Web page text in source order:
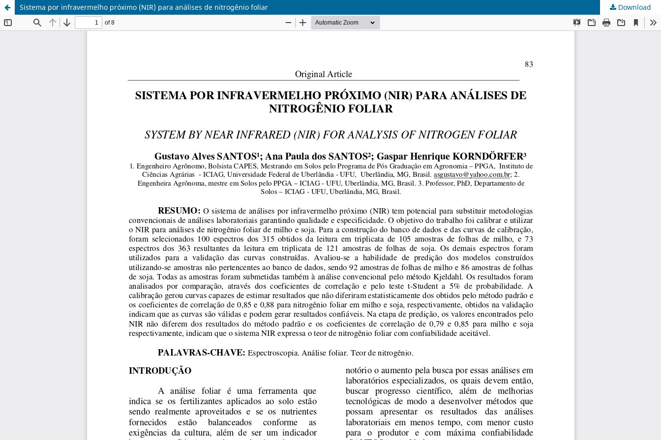
Sistema por infravermelho próximo (NIR) para análises de nitrogênio foliar Download